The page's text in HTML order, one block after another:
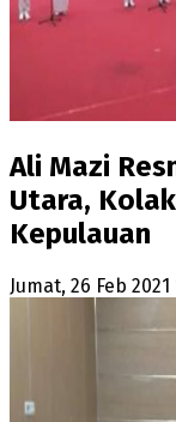
Ali Mazi
Utara,
Kepulauan
Jumat, 26 Feb 2021